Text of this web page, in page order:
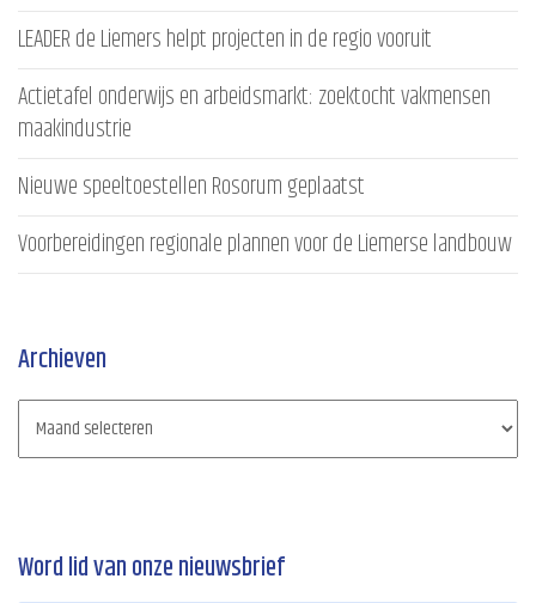
LEADER de Liemers helpt projecten in de regio vooruit
Actietafel onderwijs en arbeidsmarkt: zoektocht vakmensen
maakindustrie
Nieuwe speeltoestellen Rosorum geplaatst
Voorbereidingen regionale plannen voor de Liemerse landbouw
Archieven
Word lid van onze nieuwsbrief